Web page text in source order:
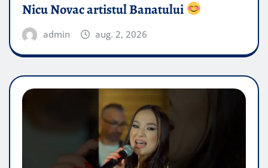
Nicu Novac artistul Banatului
admin aug. 2, 2026